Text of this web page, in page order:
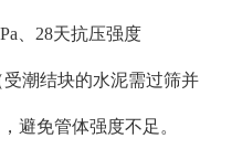
、28天抗压强度
潮结块的水泥需过筛并
避免管体强度不足。